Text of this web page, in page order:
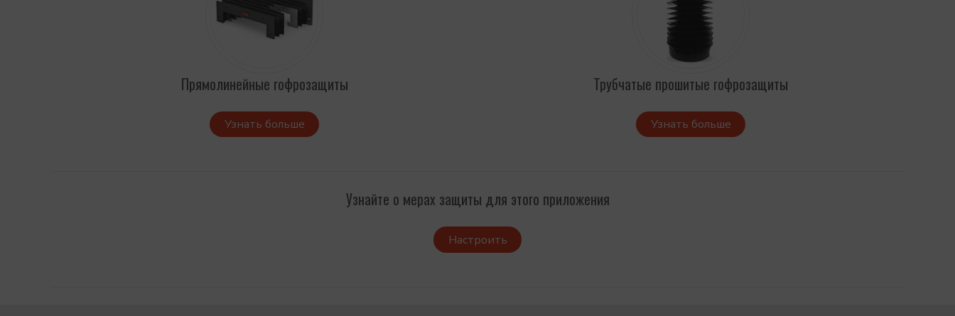
Прямолинейные гофрозащиты
Узнать больше
Трубчатые прошитые гофрозащиты
Узнать больше
Узнайте о мерах защиты для этого приложения
Настроить